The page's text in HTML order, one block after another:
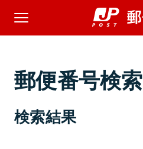
郵便番号検索
検索結果